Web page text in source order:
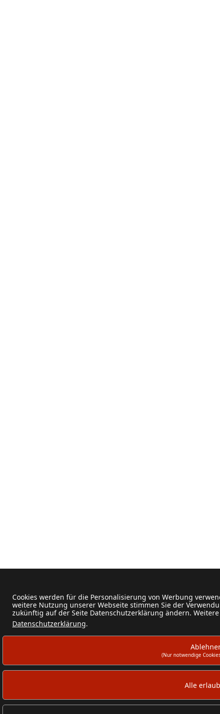
Cookies werden für die Personalisierung von Werbung
weitere Nutzung unserer Webseite stimmen Sie der
zukünftig auf der Seite Datenschutzerklärung ändern.
Datenschutzerklärung.
(Nur notwendige
Alle